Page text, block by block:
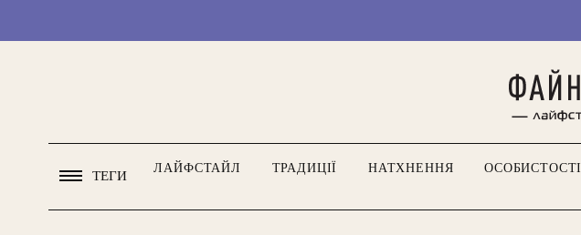
ТЕГИ
ЛАЙФСТАЙЛ ТРАДИЦІЇ НАТХНЕННЯ ОСОБИСТОСТІ